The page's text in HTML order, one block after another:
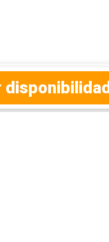
disponibilidad